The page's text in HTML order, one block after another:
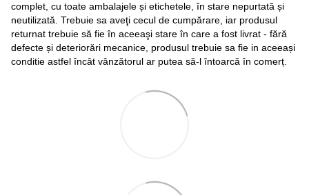
complet, cu toate ambalajele și etichetele, în stare nepurtată și
neutilizată. Trebuie sa aveţi cecul de cumpărare, iar produsul
returnat trebuie să fie în aceeaşi stare în care a fost livrat - fără
defecte și deteriorări mecanice, produsul trebuie sa fie in aceeași
conditie astfel încât vânzătorul ar putea să-l întoarcă în comerț.